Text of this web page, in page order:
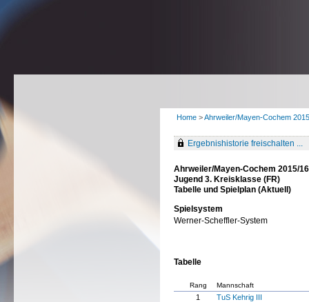
Home >Ahrweiler/Mayen-Cochem
Ergebnishistorie freischalten ...
Ahrweiler/Mayen-Cochem 2015/16
Jugend 3. Kreisklasse (FR)
Tabelle und Spielplan (Aktuell)
Spielsystem
Werner-Scheffler-System
Tabelle
Rang Mannschaft
1
TuS Kehrig III